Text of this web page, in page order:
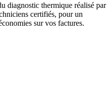
diagnostic thermique réalisé par
certifiés, pour un
sur vos factures.